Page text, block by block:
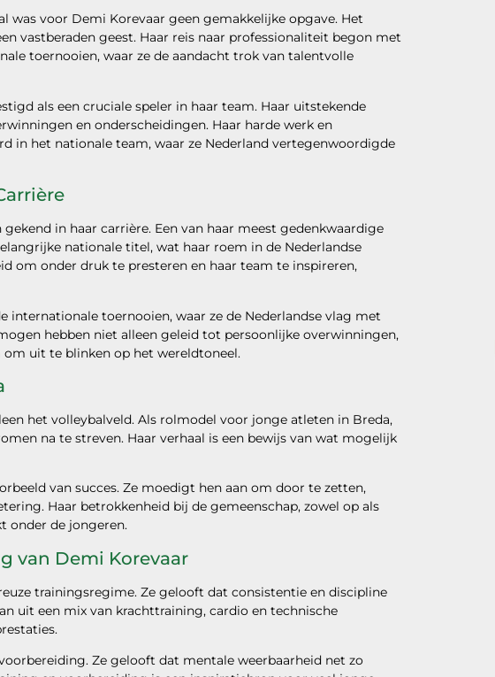
was voor Demi Korevaar geen gemakkelijke opgave. Het
vastberaden geest. Haar reis naar professionaliteit begon met
toernooien, waar ze de aandacht trok van talentvolle
als een cruciale speler in haar team. Haar uitstekende
en onderscheidingen. Haar harde werk en
in het nationale team, waar ze Nederland vertegenwoordigde
in haar carrière. Een van haar meest gedenkwaardige
nationale titel, wat haar roem in de Nederlandse
om onder druk te presteren en haar team te inspireren,
internationale toernooien, waar ze de Nederlandse vlag met
hebben niet alleen geleid tot persoonlijke overwinningen,
uit te blinken op het wereldtoneel.
het volleybalveld. Als rolmodel voor jonge atleten in Breda,
na te streven. Haar verhaal is een bewijs van wat mogelijk
van succes. Ze moedigt hen aan om door te zetten,
Haar betrokkenheid bij de gemeenschap, zowel op als
onder de jongeren.
van Demi Korevaar
trainingsregime. Ze gelooft dat consistentie en discipline
uit een mix van krachttraining, cardio en technische
Ze gelooft dat mentale weerbaarheid net zo